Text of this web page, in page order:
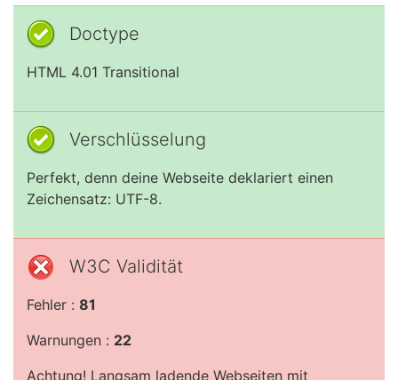
Doctype
HTML 4.01 Transitional
Verschlüsselung
Perfekt, denn deine Webseite deklariert einen
Zeichensatz: UTF-8.
W3C Validität
Fehler : 81
Warnungen : 22
Achtung! Langsam ladende Webseiten mit